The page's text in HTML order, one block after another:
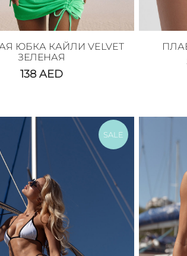
ЮБКА КАЙЛИ VELVET
ЗЕЛЕНАЯ
138AED
SALE